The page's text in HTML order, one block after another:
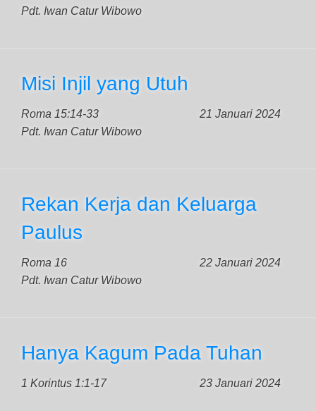
Pdt. Iwan Catur Wibowo
Misi Injil yang Utuh
Roma 15:14-33
21 Januari 2024
Pdt. Iwan Catur Wibowo
Rekan Kerja dan Keluarga
Paulus
Roma 16
22 Januari 2024
Pdt. Iwan Catur Wibowo
Hanya Kagum Pada Tuhan
1 Korintus 1:1-17 23 Januari 2024